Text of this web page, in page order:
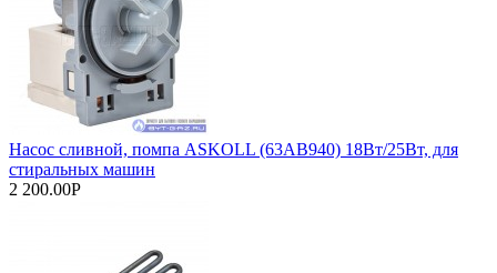
Насос сливной, помпа ASKOLL (63АВ940) 18Вт/25Вт, для
стиральных машин
2 200.00Р